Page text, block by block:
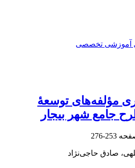
آموزشی تخصصی
مؤلفه‌های توسعۀ
جامع شهر بیجار
253-276
صادق حاجی‌نژاد